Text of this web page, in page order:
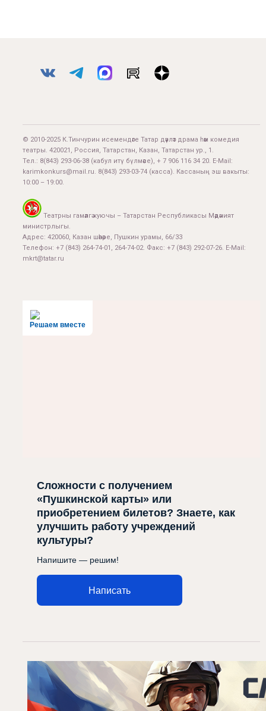
© 2010-2025 К.Тинчурин исемендәге Татар дәүләт драма һәм комедия
театры. 420021, Россия, Татарстан, Казан, Татарстан ур., 1.
Тел.: 8(843) 293-06-38 (кабул итү бүлмәсе), + 7 906 116 34 20. E-Mail:
karimkonkurs@mail.ru. 8(843) 293-03-74 (касса). Кассаның эш вакыты:
10:00 – 19:00.
Театрны гамәлгә куючы – Татарстан Республикасы Мәдәният
министрлыгы.
Адрес: 420060, Казан шәһәре, Пушкин урамы, 66/33
Телефон: +7 (843) 264-74-01, 264-74-02. Факс: +7 (843) 292-07-26. E-Mail:
mkrt@tatar.ru
Решаем вместе
Сложности с получением
«Пушкинской карты» или
приобретением билетов? Знаете, как
улучшить работу учреждений
культуры?
Напишите — решим!
Написать